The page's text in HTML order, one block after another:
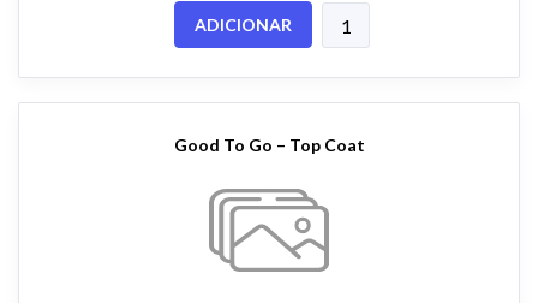
ADICIONAR
Good To Go – Top Coat